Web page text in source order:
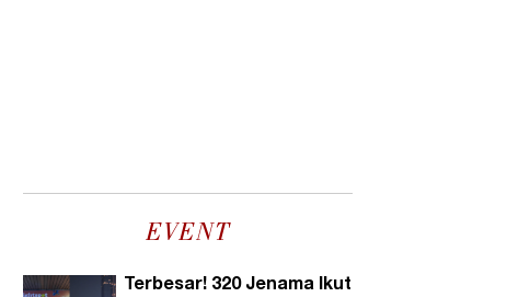
EVENT
Terbesar! 320 Jenama Ikut